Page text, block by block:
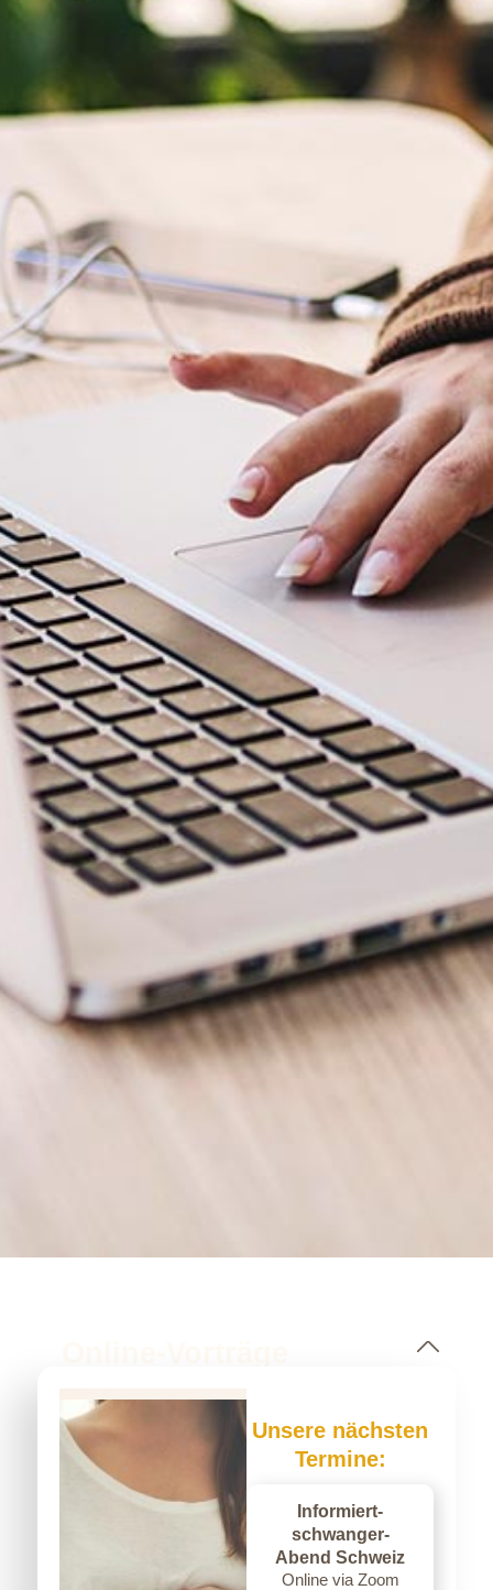
Sie erwarten ein Kind und sind mit den
vielen Informationen überfordert, die im
Internet zu finden sind? Sie möchten mehr
Unsere nächsten
Termine:
Informiert-
schwanger-
Abend Schweiz
Online via Zoom